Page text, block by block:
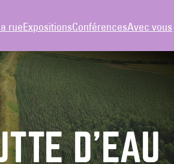
rueExpositionsConférencesAvec vous
D’EAU